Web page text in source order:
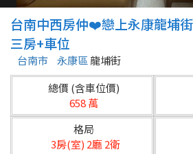
縣市
台北市
基隆市
新北市
區域
台南中西房仲❤️戀上永康龍埔
三房+車位
台南市 永康區 龍埔街
總價 (含車位價)
658 萬
格局
3房(室) 2廳 2衛